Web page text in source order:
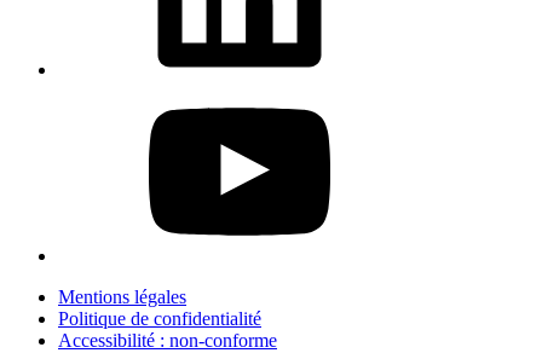
Mentions légales
Politique de confidentialité
Accessibilité : non-conforme